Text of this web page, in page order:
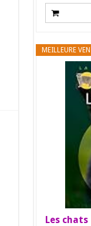
MEILLEURE
Les chats